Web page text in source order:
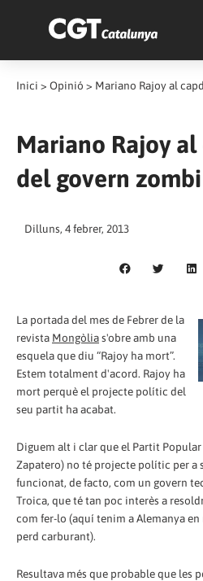
Inici > Opinió > Mariano Rajoy al
Mariano Rajoy
del govern zombi
Dilluns, 4 febrer, 2013
La portada del mes de Febrer de la
revista Mongòlias'obre amb una
esquela que diu “Rajoy ha mort”.
Estem totalment d'acord. Rajoy ha
mort perquè el projecte polític del
seu partit ha acabat.
Diguem alt i clar que el Partit
Zapatero) no té projecte polític per a
funcionat, de facto, com un govern
Troica, que té tan poc interès a
com fer-lo (aquí tenim a Alemanya
perd carburant).
Resultava més que probable que les